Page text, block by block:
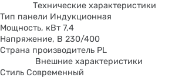
Технические характеристики
Тип панели Индукционная
Мощность, кВт 7,4
Напряжение, В 230/400
Страна производитель PL
Внешние характеристики
Стиль Современный